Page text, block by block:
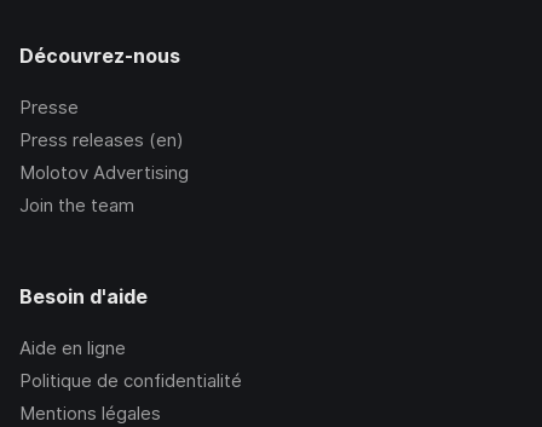
Découvrez-nous
Presse
Press releases (en)
Molotov Advertising
Join the team
Besoin d'aide
Aide en ligne
Politique de confidentialité
Mentions légales